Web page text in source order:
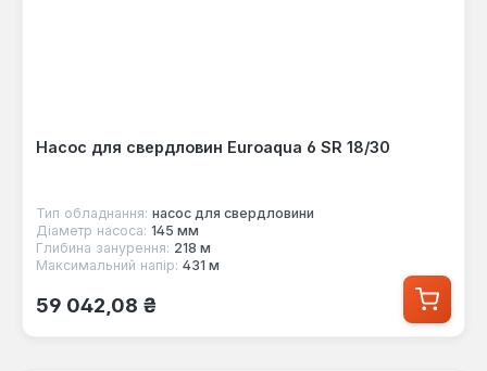
Насос для свердловин Euroaqua 6 SR 18/30
Тип обладнання: насос для свердловини
Діаметр насоса: 145 мм
Глибина занурення: 218 м
Максимальний напір: 431 м
Звичайна ціна:
59 042,08 ₴